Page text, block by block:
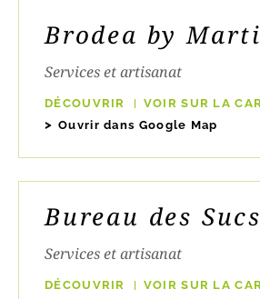
Brodea by
Services et artisanat
DÉCOUVRIR
VOIR SUR LA
Ouvrir dans Google Map
Bureau des Sucs
Services et artisanat
DÉCOUVRIR
VOIR SUR LA